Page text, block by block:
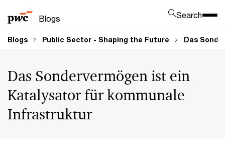
Blogs Search
Enter search query Close
Blogs Public Sector - Shaping the Future Das
Das Sondervermögen ist ein
Katalysator für kommunale
Infrastruktur